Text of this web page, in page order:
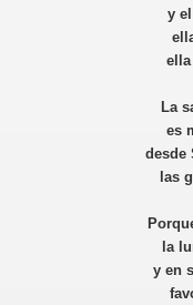
y
La
es
desde
las
la
y en